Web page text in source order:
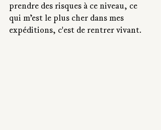
prendre des risques à ce niveau, ce
qui m’est le plus cher dans mes
expéditions, c'est de rentrer vivant.